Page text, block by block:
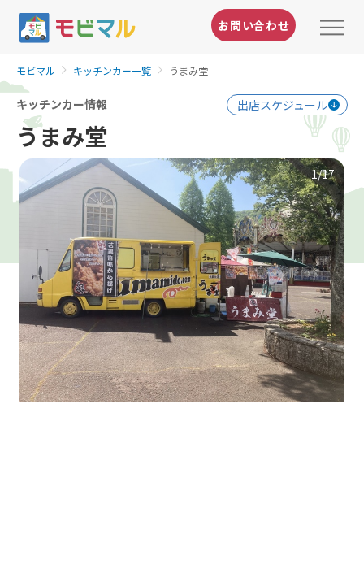
お問い合わせ
モビマル キッチンカー一覧 うまみ堂
キッチンカー情報 出店スケジュール
うまみ堂
1/17